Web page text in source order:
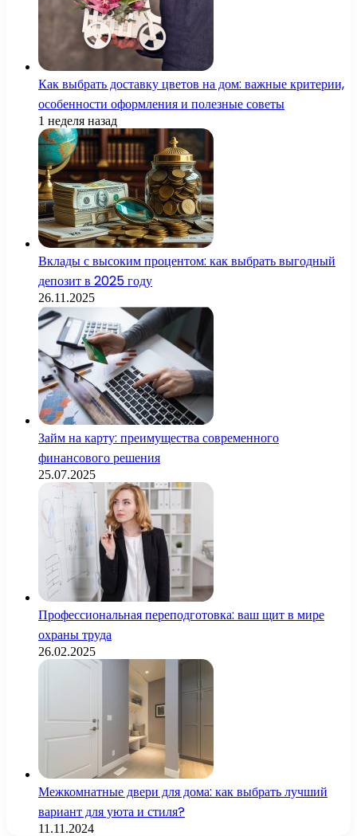
Как выбрать доставку цветов на дом: важные критерии,
особенности оформления и полезные советы
1 неделя назад
Вклады с высоким процентом: как выбрать выгодный
депозит в 2025 году
26.11.2025
Займ на карту: преимущества современного
финансового решения
25.07.2025
Профессиональная переподготовка: ваш щит в мире
охраны труда
26.02.2025
Межкомнатные двери для дома: как выбрать лучший
вариант для уюта и стиля?
11.11.2024